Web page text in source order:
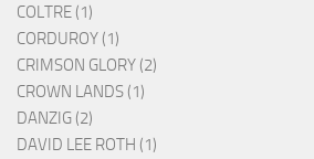
COLTRE (1)
CORDUROY (1)
CRIMSON GLORY (2)
CROWN LANDS (1)
DANZIG (2)
DAVID LEE ROTH (1)